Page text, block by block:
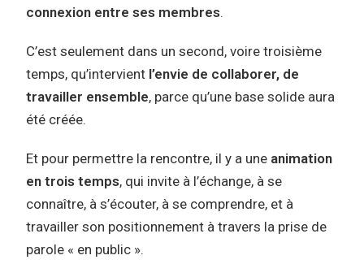
connexion entre ses membres.
C’est seulement dans un second, voire troisième
temps, qu’intervient l’envie de collaborer, de
travailler ensemble, parce qu’une base solide aura
été créée.
Et pour permettre la rencontre, il y a une animation
en trois temps, qui invite à l’échange, à se
connaître, à s’écouter, à se comprendre, et à
travailler son positionnement à travers la prise de
parole « en public ».